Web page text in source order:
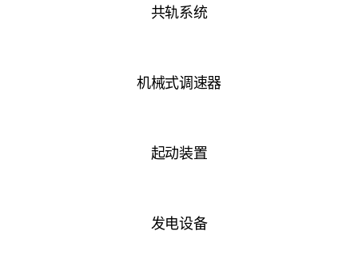
共轨系统
机械式调速器
起动装置
发电设备